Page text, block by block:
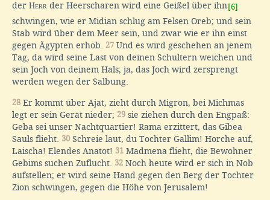
der Herr der Heerscharen wird eine Geißel über ihn [6]
schwingen, wie er Midian schlug am Felsen Oreb; und sein
Stab wird über dem Meer sein, und zwar wie er ihn einst
gegen Ägypten erhob. 27 Und es wird geschehen an jenem
Tag, da wird seine Last von deinen Schultern weichen und
sein Joch von deinem Hals; ja, das Joch wird zersprengt
werden wegen der Salbung.
28 Er kommt über Ajat, zieht durch Migron, bei Michmas
legt er sein Gerät nieder; 29 sie ziehen durch den Engpaß:
Geba sei unser Nachtquartier! Rama erzittert, das Gibea
Sauls flieht. 30 Schreie laut, du Tochter Gallim! Horche auf,
Laischa! Elendes Anatot! 31 Madmena flieht, die Bewohner
Gebims suchen Zuflucht. 32 Noch heute wird er sich in Nob
aufstellen; er wird seine Hand gegen den Berg der Tochter
Zion schwingen, gegen die Höhe von Jerusalem!